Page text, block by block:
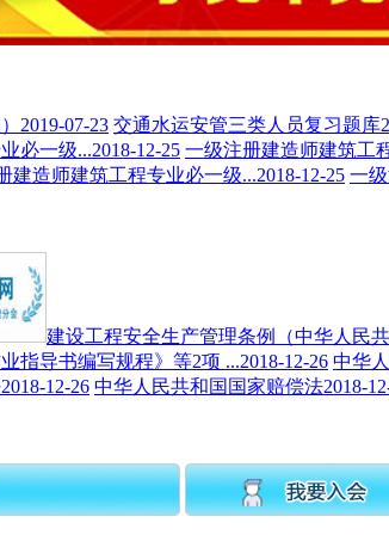
2019-07-23 交通水运安管三类人员复习题库
必一级...2018-12-25 一级注册建造师建筑工
建造师建筑工程专业必一级...2018-12-25 一
建设工程安全生产管理条例（中华人民
指导书编写规程》等2项 ...2018-12-26 中华
2018-12-26 中华人民共和国国家赔偿法2018-